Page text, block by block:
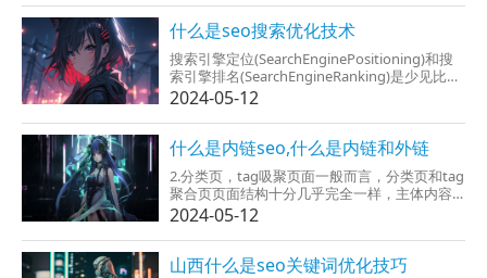
（okay。xxxx。com这就是该宝的搜索引擎域
名；）作优化的好处：能提高店铺...
什么是seo搜索优化技术
搜索引擎定位(SearchEnginePositioning)和搜
索引擎排名(SearchEngineRanking)是少见比较
流行搜索引擎优化(全称SEO)，主要目的是提高
某个特定关键词的曝光率以增强网站的能见
度，终致提升经销的机会...
2024-05-12
什么是内链seo,什么是内链和外链
2.分类页，tag吸聚页面一般而言，分类页和tag
聚合页页面结构十分几乎完全一样，主体内容
是随机的文章调用不显示（乾坤二卦文章标
题、摘要、标签等）。这里如何确定这个可以
做seo内链系统优化呢，要知道也有操作空间
的，再者在文章摘要下面...
2024-05-12
山西什么是seo关键词优化技巧